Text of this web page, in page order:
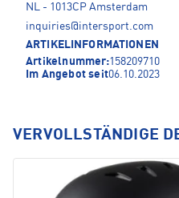
NL - 1013CP Amsterdam
inquiries@intersport.com
ARTIKELINFORMATIONEN
Artikelnummer:158209710
Im Angebot seit06.10.2023
VERVOLLSTÄNDIGE